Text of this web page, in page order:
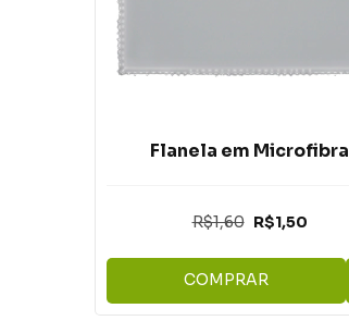
Flanela em Microfibra
R$1,60 R$1,50
COMPRAR